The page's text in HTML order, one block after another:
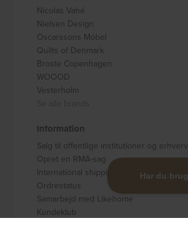
Nicolas Vahé
Nielsen Design
Oscarssons Móbel
Quilts of Denmark
Broste Copenhagen
WOOOD
Vesterholm
Information
Salg til offentlige institutioner og erhverv
Opret en RMA-sag
International shipping
Ordrestatus
Samarbejd med Likehome
Kundeklub